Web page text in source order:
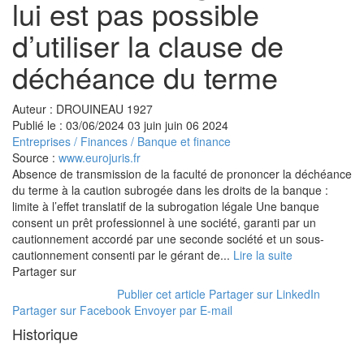
lui est pas possible
d’utiliser la clause de
déchéance du terme
Auteur : DROUINEAU 1927
Publié le : 03/06/2024 03 juin juin 06 2024
Entreprises / Finances / Banque et finance
Source : www.eurojuris.fr
Absence de transmission de la faculté de prononcer la déchéance
du terme à la caution subrogée dans les droits de la banque :
limite à l’effet translatif de la subrogation légale Une banque
consent un prêt professionnel à une société, garanti par un
cautionnement accordé par une seconde société et un sous-
cautionnement consenti par le gérant de... Lire la suite
Partager sur
Publier cet article Partager sur LinkedIn
Partager sur Facebook Envoyer par E-mail
Historique